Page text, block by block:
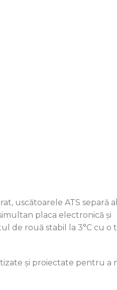
uscătoarele ATS separă
placa electronică și
de rouă stabil la 3°C cu o
și proiectate pentru a